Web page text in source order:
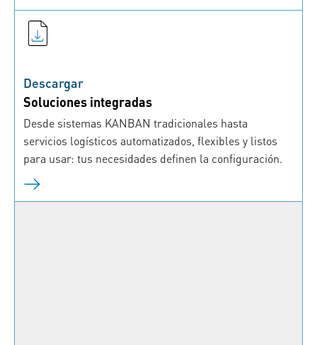
Descargar
Soluciones integradas
Desde sistemas KANBAN tradicionales hasta
servicios logísticos automatizados, flexibles y listos
para usar: tus necesidades definen la configuración.